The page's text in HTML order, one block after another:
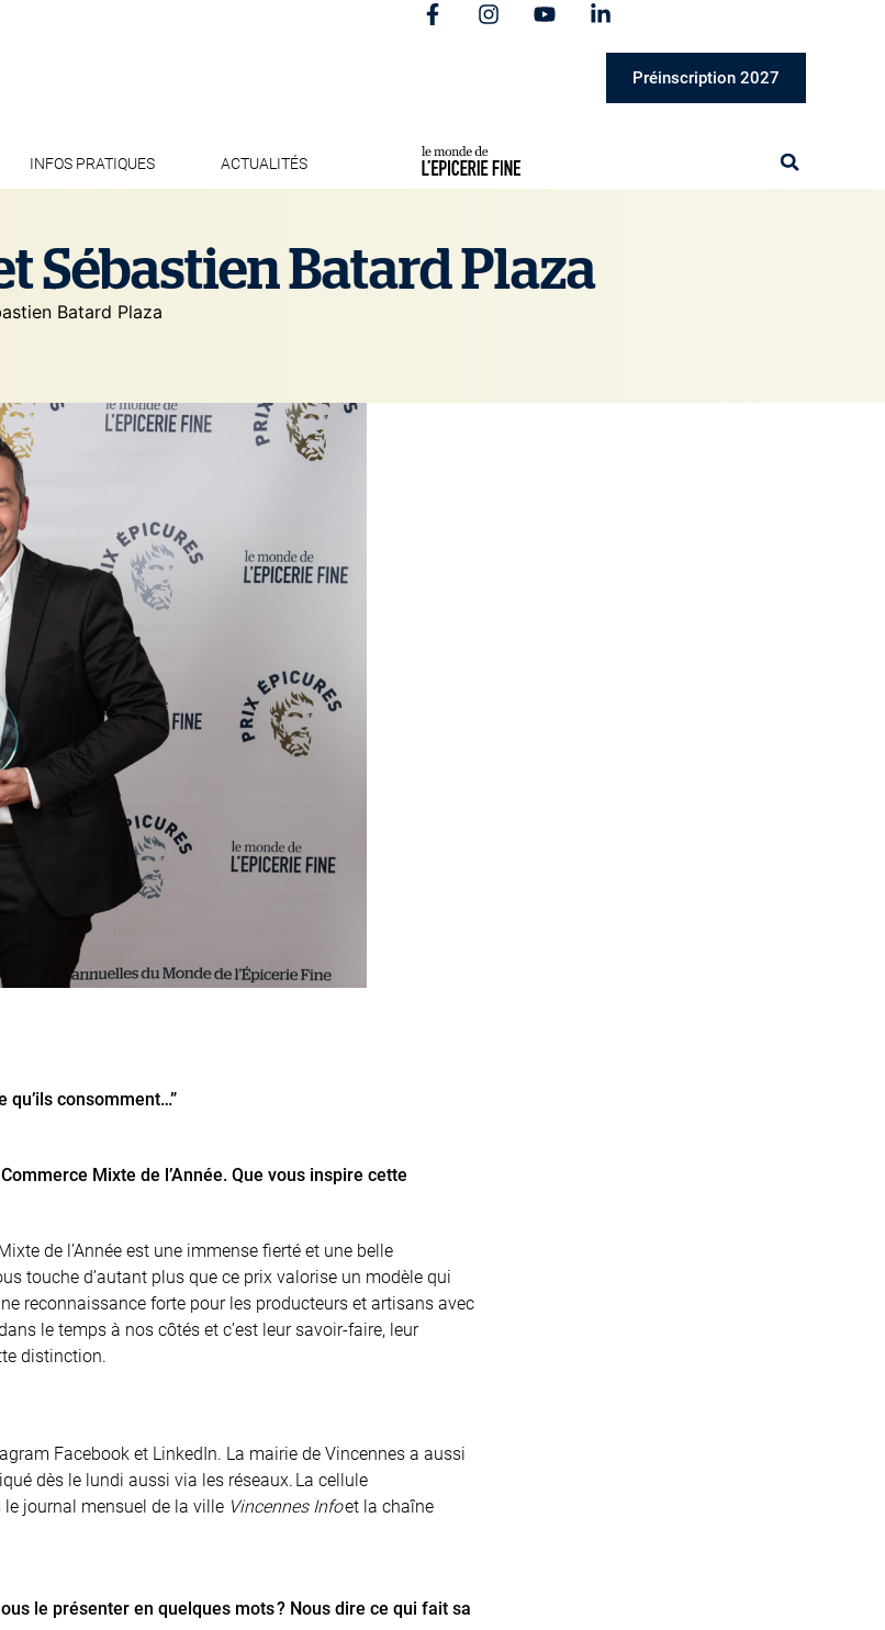
Préinscription 2027
INFOS PRATIQUES ACTUALITÉS
Sébastien Batard Plaza
Batard Plaza
consomment…”
Mixte de l’Année. Que vous inspire cette
de l’Année est une immense fierté et une belle
touche d’autant plus que ce prix valorise un modèle qui
reconnaissance forte pour les producteurs et artisans avec
le temps à nos côtés et c’est leur savoir-faire, leur
distinction.
Facebook et LinkedIn. La mairie de Vincennes a aussi
dès le lundi aussi via les réseaux. La cellule
journal mensuel de la ville Vincennes Infoet la chaîne
le présenter en quelques mots ? Nous dire ce qui fait sa